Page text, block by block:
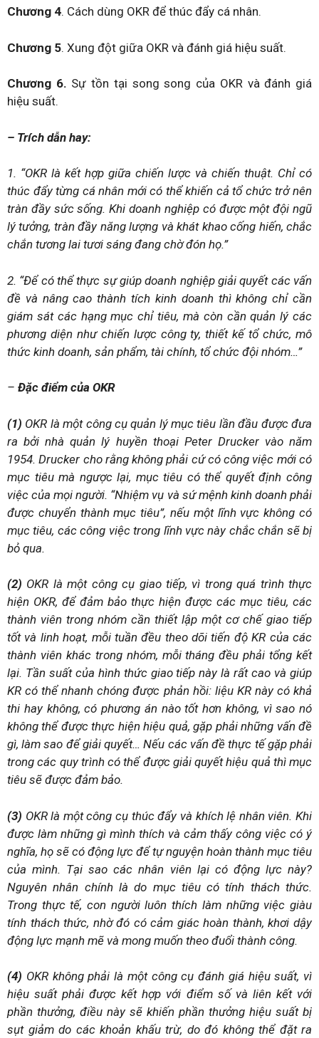
Chương 4. Cách dùng OKR để thúc đẩy cá nhân.
Chương 5. Xung đột giữa OKR và đánh giá hiệu suất.
Chương 6. Sự tồn tại song song của OKR và đánh giá
hiệu suất.
– Trích dẫn hay:
1. “OKR là kết hợp giữa chiến lược và chiến thuật. Chỉ có
thúc đẩy từng cá nhân mới có thể khiến cả tổ chức trở nên
tràn đầy sức sống. Khi doanh nghiệp có được một đội ngũ
lý tưởng, tràn đầy năng lượng và khát khao cống hiến, chắc
chắn tương lai tươi sáng đang chờ đón họ.”
2. “Để có thể thực sự giúp doanh nghiệp giải quyết các vấn
đề và nâng cao thành tích kinh doanh thì không chỉ cần
giám sát các hạng mục chỉ tiêu, mà còn cần quản lý các
phương diện như chiến lược công ty, thiết kế tổ chức, mô
thức kinh doanh, sản phẩm, tài chính, tổ chức đội nhóm…”
– Đặc điểm của OKR
(1) OKR là một công cụ quản lý mục tiêu lần đầu được đưa
ra bởi nhà quản lý huyền thoại Peter Drucker vào năm
1954. Drucker cho rằng không phải cứ có công việc mới có
mục tiêu mà ngược lại, mục tiêu có thể quyết định công
việc của mọi người. “Nhiệm vụ và sứ mệnh kinh doanh phải
được chuyển thành mục tiêu”, nếu một lĩnh vực không có
mục tiêu, các công việc trong lĩnh vực này chắc chắn sẽ bị
bỏ qua.
(2) OKR là một công cụ giao tiếp, vì trong quá trình thực
hiện OKR, để đảm bảo thực hiện được các mục tiêu, các
thành viên trong nhóm cần thiết lập một cơ chế giao tiếp
tốt và linh hoạt, mỗi tuần đều theo dõi tiến độ KR của các
thành viên khác trong nhóm, mỗi tháng đều phải tổng kết
lại. Tần suất của hình thức giao tiếp này là rất cao và giúp
KR có thể nhanh chóng được phản hồi: liệu KR này có khả
thi hay không, có phương án nào tốt hơn không, vì sao nó
không thể được thực hiện hiệu quả, gặp phải những vấn đề
gì, làm sao để giải quyết… Nếu các vấn đề thực tế gặp phải
trong các quy trình có thể được giải quyết hiệu quả thì mục
tiêu sẽ được đảm bảo.
(3) OKR là một công cụ thúc đẩy và khích lệ nhân viên. Khi
được làm những gì mình thích và cảm thấy công việc có ý
nghĩa, họ sẽ có động lực để tự nguyện hoàn thành mục tiêu
của mình. Tại sao các nhân viên lại có động lực này?
Nguyên nhân chính là do mục tiêu có tính thách thức.
Trong thực tế, con người luôn thích làm những việc giàu
tính thách thức, nhờ đó có cảm giác hoàn thành, khơi dậy
động lực mạnh mẽ và mong muốn theo đuổi thành công.
(4) OKR không phải là một công cụ đánh giá hiệu suất, vì
hiệu suất phải được kết hợp với điểm số và liên kết với
phần thưởng, điều này sẽ khiến phần thưởng hiệu suất bị
sụt giảm do các khoản khấu trừ, do đó không thể đặt ra